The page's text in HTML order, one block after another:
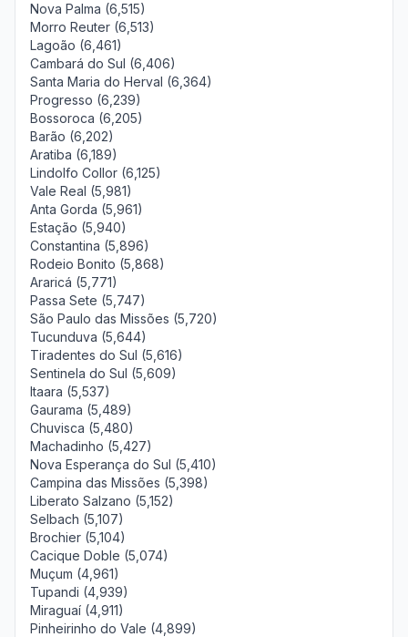
Nova Palma (6,515)
Morro Reuter (6,513)
Lagoão (6,461)
Cambará do Sul (6,406)
Santa Maria do Herval (6,364)
Progresso (6,239)
Bossoroca (6,205)
Barão (6,202)
Aratiba (6,189)
Lindolfo Collor (6,125)
Vale Real (5,981)
Anta Gorda (5,961)
Estação (5,940)
Constantina (5,896)
Rodeio Bonito (5,868)
Araricá (5,771)
Passa Sete (5,747)
São Paulo das Missões (5,720)
Tucunduva (5,644)
Tiradentes do Sul (5,616)
Sentinela do Sul (5,609)
Itaara (5,537)
Gaurama (5,489)
Chuvisca (5,480)
Machadinho (5,427)
Nova Esperança do Sul (5,410)
Campina das Missões (5,398)
Liberato Salzano (5,152)
Selbach (5,107)
Brochier (5,104)
Cacique Doble (5,074)
Muçum (4,961)
Tupandi (4,939)
Miraguaí (4,911)
Pinheirinho do Vale (4,899)